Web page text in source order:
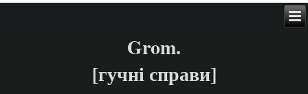
Grom.
[гучні справи]